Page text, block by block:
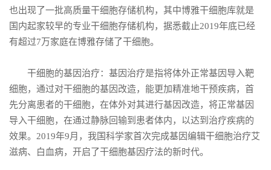
也出现了一批高质量干细胞存储机构，其中博雅干细胞库就是
国内起家较早的专业干细胞存储机构，据悉截止2019年底已经
有超过7万家庭在博雅存储了干细胞。
干细胞的基因治疗：基因治疗是指将体外正常基因导入靶
细胞，通过对干细胞的基因改造，能更加精准地干预疾病，首
先分离患者的干细胞，在体外对其进行基因改造，将正常基因
导入干细胞，在通过静脉回输到患者体内，以达到治疗疾病的
效果。2019年9月，我国科学家首次完成基因编辑干细胞治疗艾
滋病、白血病，开启了干细胞基因疗法的新时代。